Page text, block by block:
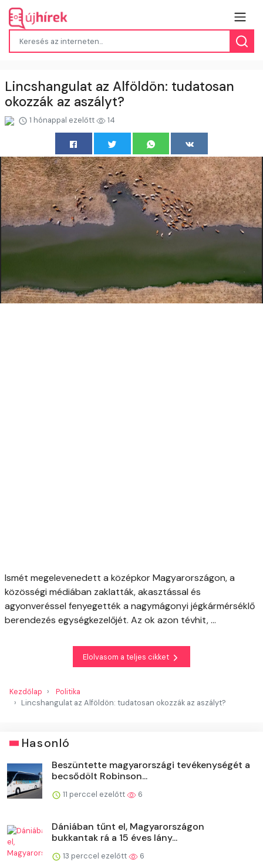
Lincshangulat az Alföldön: tudatosan
okozzák az aszályt?
1 hónappal ezelőtt 14
Ismét megelevenedett a középkor Magyarországon, a
közösségi médiában zaklatták, akasztással és
agyonveréssel fenyegették a nagymágonyi jégkármérséklő
berendezés egységkezelőjét. Az ok azon tévhit, ...
Elolvasom a teljes cikket
Kezdőlap
Politika
Lincshangulat az Alföldön: tudatosan okozzák az aszályt?
Hasonló
Beszüntette magyarországi tevékenységét a
becsődölt Robinson...
11 perccel ezelőtt 6
Dániában tűnt el, Magyarországon
bukkantak rá a 15 éves lány...
13 perccel ezelőtt 6